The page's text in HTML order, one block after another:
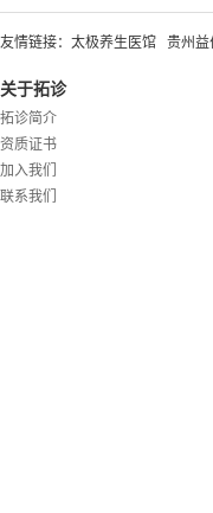
友情链接： 太极养生医馆 贵州益
关于拓诊
拓诊简介
资质证书
加入我们
联系我们